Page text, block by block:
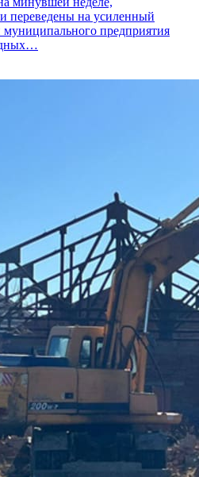
переведены на усиленный
предприятия